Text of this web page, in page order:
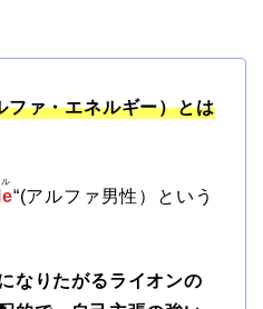
ファ・エネルギー）とは
“(アルファ男性）という
なりたがるライオンの